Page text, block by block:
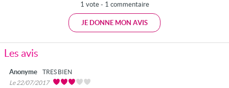
1 vote - 1 commentaire
JE DONNE MON AVIS
Les avis
Anonyme
TRES BIEN
Le 22/07/2017